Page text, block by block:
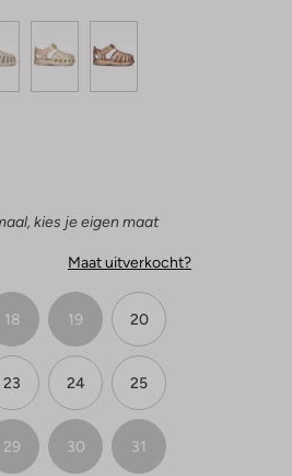
kies je eigen maat
Maat uitverkocht?
18 19 20
23 24 25
29 30 31